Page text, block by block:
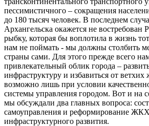
пессимистичного – сокращения
до 180 тысяч человек. В последнем
Архангельска окажется не востребован
рыбку, которая бы воплотила в жизнь
нам не поймать - мы должны столбить
страны сами. Для этого прежде всего
привлекательный облик города –
инфраструктуру и избавиться от ветхих
возможно лишь при условии
системы управления городом. Вот и на
мы обсуждали два главных вопроса:
самоуправления и реформирование
инфраструктурного развития.